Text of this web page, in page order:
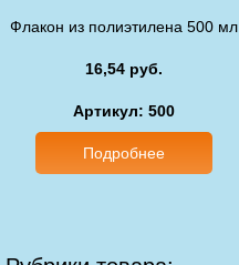
Флакон из полиэтилена 500 мл
16,54 руб.
Артикул: 500
Подробнее